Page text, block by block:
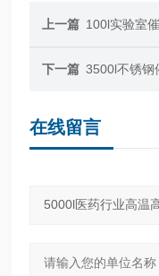
上一篇 100l实验室
下一篇 3500l不锈钢
在线留言